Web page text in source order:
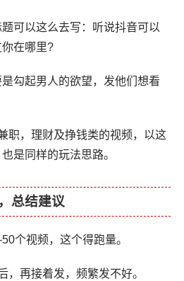
可以这么去写：听说抖音可以
在哪里?
勾起男人的欲望，发他们想看
职，理财及挣钱类的视频，以这
是同样的玩法思路。
总结建议
个视频，这个得跑量。
，再接着发，频繁发不好。